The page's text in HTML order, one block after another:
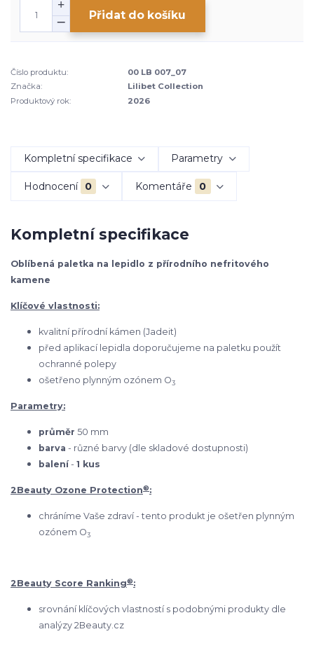
Přidat do košíku
Číslo produktu:
00 LB 007_07
Značka:
Lilibet Collection
Produktový rok:
2026
Kompletní specifikace Parametry
Hodnocení 0 Komentáře 0
Kompletní specifikace
Oblíbená paletka na lepidlo z přírodního nefritového
kamene
Klíčové vlastnosti:
kvalitní přírodní kámen (Jadeit)
před aplikací lepidla doporučujeme na paletku použít
ochranné polepy
ošetřeno plynným ozónem O3
Parametry:
průměr 50 mm
barva - různé barvy (dle skladové dostupnosti)
balení- 1 kus
2Beauty Ozone Protection®:
chráníme Vaše zdraví - tento produkt je ošetřen plynným
ozónem O3
2Beauty Score Ranking®:
srovnání klíčových vlastností s podobnými produkty dle
analýzy 2Beauty.cz